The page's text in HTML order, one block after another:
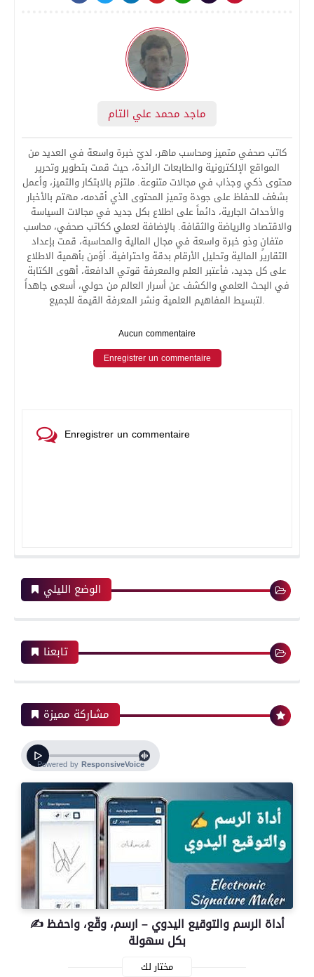
ماجد محمد علي التام
كاتب صحفي متميز ومحاسب ماهر، لديّ خبرة واسعة في العديد من
المواقع الإلكترونية والطابعات الرائدة، حيث قمت بتطوير وتحرير
محتوى ذكي وجذاب في مجالات متنوعة. ملتزم بالابتكار والتميز، وأعمل
بشغف للحفاظ على جودة وتميز المحتوى الذي أقدمه، مهتم بالأخبار
والأحداث الجارية، دائماً على اطلاع بكل جديد في مجالات السياسة
والاقتصاد والرياضة والثقافة. بالإضافة لعملي ككاتب صحفي، محاسب
متفانٍ وذو خبرة واسعة في مجال المالية والمحاسبة، قمت بإعداد
التقارير المالية وتحليل الأرقام بدقة واحترافية. أؤمن بأهمية الاطلاع
على كل جديد، فأعتبر العلم والمعرفة قوتي الدافعة، أهوى الكتابة
في البحث العلمي والكشف عن أسرار العالم من حولي، أسعى جاهداً
لتبسيط المفاهيم العلمية ونشر المعرفة القيمة للجميع.
Aucun commentaire
Enregistrer un commentaire
Enregistrer un commentaire
الوضع الليلي
تابعنا
مشاركة مميزة
✍️ أداة الرسم والتوقيع اليدوي – ارسم، وقّع، واحفظ
بكل سهولة
مختار لك